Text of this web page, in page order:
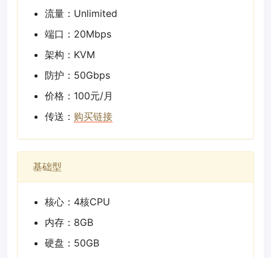
流量：Unlimited
端口：20Mbps
架构：KVM
防护：50Gbps
价格：100元/月
传送： 购买链接
基础型
核心：4核CPU
内存：8GB
硬盘：50GB